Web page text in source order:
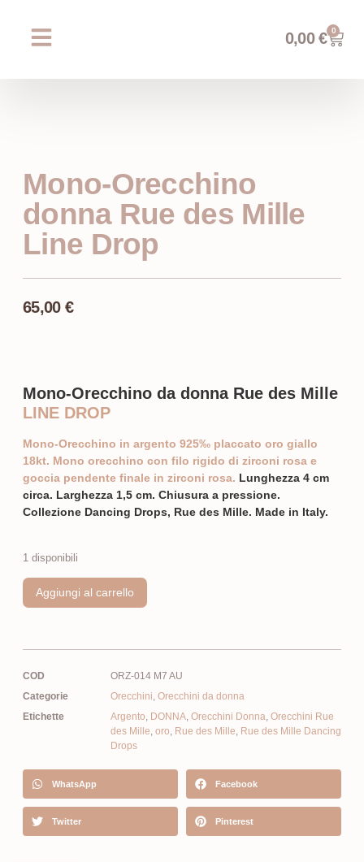
0,00€ 0
Mono-Orecchino
donna Rue des Mille
Line Drop
65,00 €
Mono-Orecchino da donna Rue des Mille
LINE DROP
Mono-Orecchino in argento 925‰ placcato oro giallo
18kt. Mono orecchino con filo rigido di zirconi rosa e
goccia pendente finale in zirconi rosa. Lunghezza 4 cm
circa. Larghezza 1,5 cm. Chiusura a pressione.
Collezione Dancing Drops, Rue des Mille. Made in Italy.
1 disponibili
Aggiungi al carrello
COD
ORZ-014 M7 AU
Categorie
Orecchini, Orecchini da donna
Etichette
Argento, DONNA, Orecchini Donna, Orecchini Rue
des Mille, oro, Rue des Mille, Rue des Mille Dancing
Drops
WhatsApp Facebook
Twitter Pinterest